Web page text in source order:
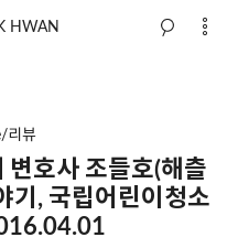
HWAN
리뷰
변호사 조들호(해츨
기, 국립어린이청소